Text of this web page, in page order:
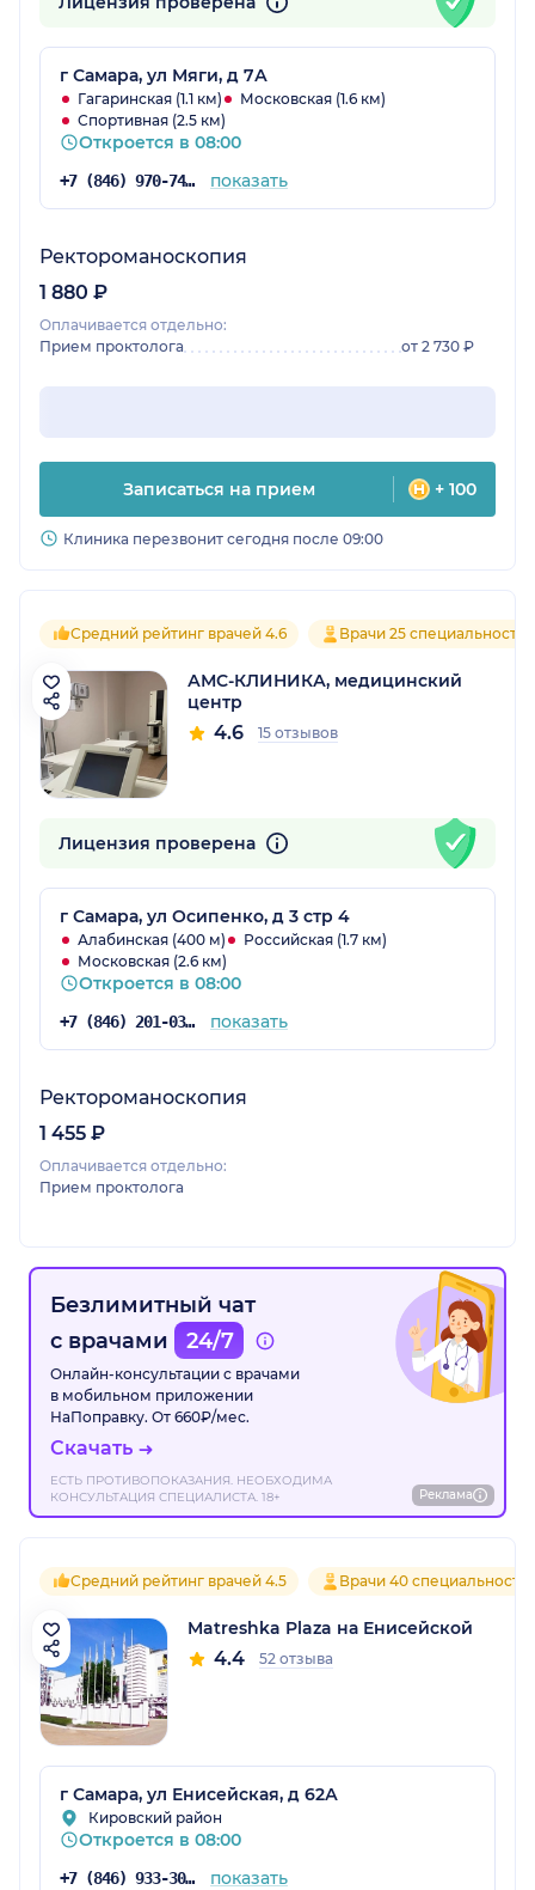
г Самара, ул Мяги, д 7А
Гагаринская (1.1 км)
Московская (1.6 км)
Спортивная (2.5 км)
Откроется в 08:00
+7 (846) 970-74-29 показать
Ректороманоскопия
1 880 ₽
Оплачивается отдельно:
Прием проктолога
от 2 730 ₽
Записаться на прием + 100
Клиника перезвонит сегодня после 09:00
Средний рейтинг врачей 4.6 Врачи 25 специальностей
АМС-КЛИНИКА, медицинский
центр
4.6 15 отзывов
Лицензия проверена
г Самара, ул Осипенко, д 3 стр 4
Алабинская (400 м)
Российская (1.7 км)
Московская (2.6 км)
Откроется в 08:00
+7 (846) 201-03-05 показать
Ректороманоскопия
1 455 ₽
Оплачивается отдельно:
Прием проктолога
Безлимитный чат
с врачами
24/7
Онлайн-консультации с врачами
в мобильном приложении
НаПоправку. От 660₽/мес.
Скачать
ЕСТЬ ПРОТИВОПОКАЗАНИЯ. НЕОБХОДИМА
КОНСУЛЬТАЦИЯ СПЕЦИАЛИСТА. 18+
Реклама
Средний рейтинг врачей 4.5 Врачи 40
Matreshka Plaza на Енисейской
4.4 52 отзыва
г Самара, ул Енисейская, д 62А
Кировский район
Откроется в 08:00
+7 (846) 933-30-30 показать